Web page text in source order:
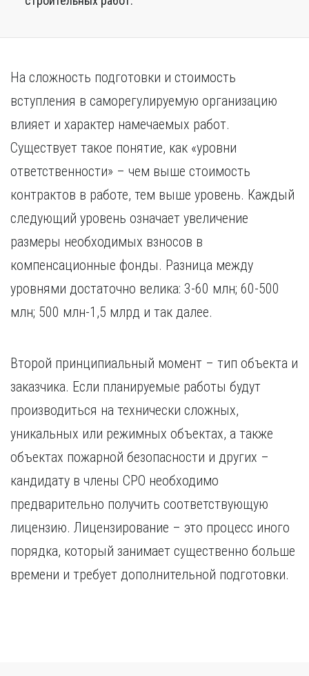
На сложность подготовки и стоимость
вступления в саморегулируемую организацию
влияет и характер намечаемых работ.
Существует такое понятие, как «уровни
ответственности» – чем выше стоимость
контрактов в работе, тем выше уровень. Каждый
следующий уровень означает увеличение
размеры необходимых взносов в
компенсационные фонды. Разница между
уровнями достаточно велика: 3-60 млн; 60-500
млн; 500 млн-1,5 млрд и так далее.
Второй принципиальный момент – тип объекта и
заказчика. Если планируемые работы будут
производиться на технически сложных,
уникальных или режимных объектах, а также
объектах пожарной безопасности и других –
кандидату в члены СРО необходимо
предварительно получить соответствующую
лицензию. Лицензирование – это процесс иного
порядка, который занимает существенно больше
времени и требует дополнительной подготовки.